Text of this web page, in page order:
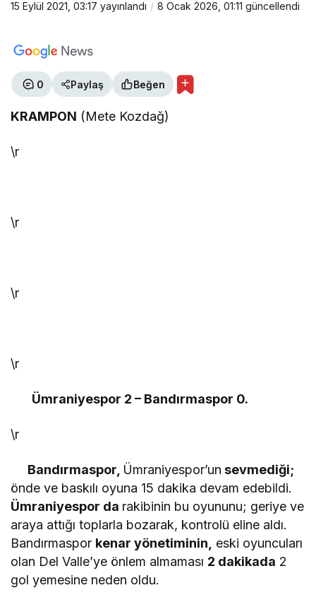
15 Eylül 2021, 03:17 yayınlandı 8 Ocak 2026, 01:11 güncellendi
0 Paylaş Beğen
KRAMPON (Mete Kozdağ)
\r
\r
\r
\r
Ümraniyespor 2 – Bandırmaspor 0.
\r
Bandırmaspor, Ümraniyespor’un sevmediği;
önde ve baskılı oyuna 15 dakika devam edebildi.
Ümraniyespor da rakibinin bu oyununu; geriye ve
araya attığı toplarla bozarak, kontrolü eline aldı.
Bandırmaspor kenar yönetiminin,
eski oyuncuları
olan Del Valle’ye önlem almaması 2 dakikada 2
gol yemesine neden oldu.